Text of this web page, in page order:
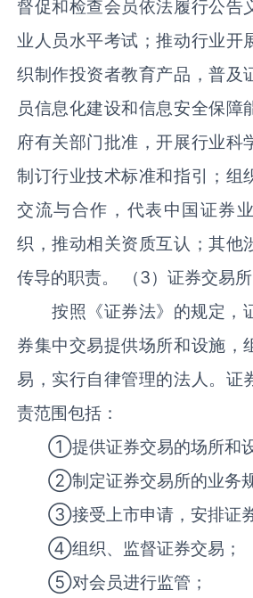
督促和检查会员依法履行公告
业人员水平考试；推动行业开
织制作投资者教育产品，普及
员信息化建设和信息安全保障
府有关部门批准，开展行业科
制订行业技术标准和指引；组
交流与合作，代表中国证券
织，推动相关资质互认；其他
传导的职责。 （3）证券交易
按照《证券法》的规定，
券集中交易提供场所和设施，
易，实行自律管理的法人。证
责范围包括：
①提供证券交易的场所和
②制定证券交易所的业务
③接受上市申请，安排证
④组织、监督证券交易；
⑤对会员进行监管；